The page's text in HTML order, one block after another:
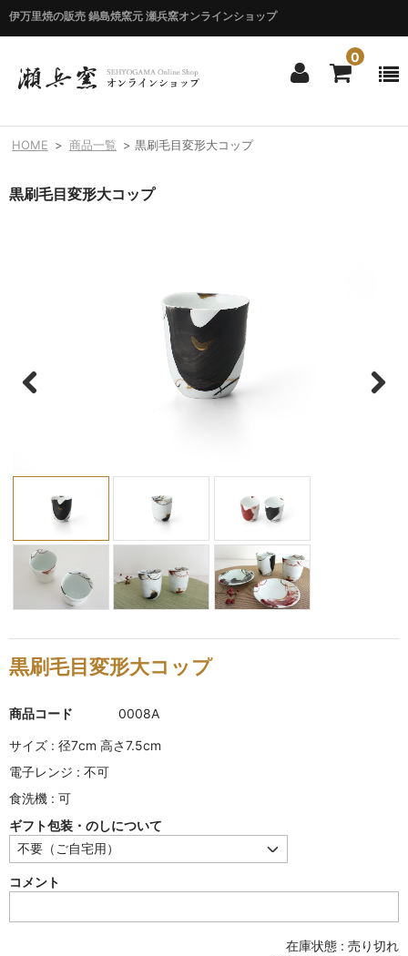
伊万里焼の販売 鍋島焼窯元 瀬兵窯オンラインショップ
0
ホーム
商品一覧
SILVER
デルフト伊万里シリーズ
風雅シリーズ
STRAWBERRY
錆ネズシリーズ
SABINEZU
花びらシリーズ
PETAL
HOME > 商品一覧 > 黒刷毛目変形大コップ
黒刷毛目変形大コップ
黒刷毛目変形大コップ
商品コード 0008A
サイズ : 径7cm 高さ7.5cm
電子レンジ : 不可
食洗機 : 可
ギフト包装・のしについて
コメント
在庫状態 : 売り切れ